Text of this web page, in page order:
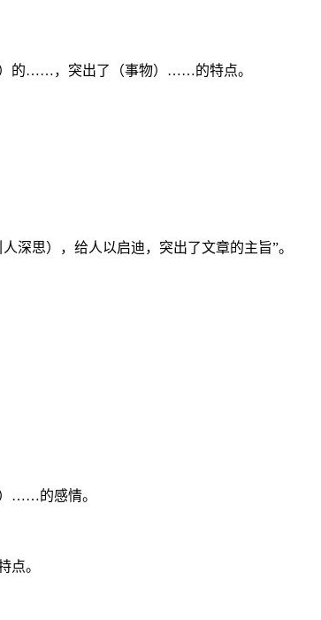
）的……，突出了（事物）……的特点。
思），给人以启迪，突出了文章的主旨”。
……的感情。
点。